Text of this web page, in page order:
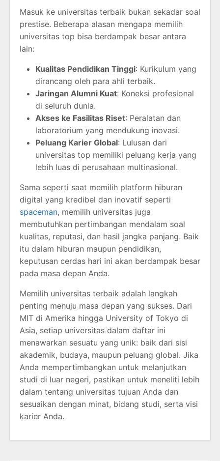
Masuk ke universitas terbaik bukan sekadar soal
prestise. Beberapa alasan mengapa memilih
universitas top bisa berdampak besar antara
lain:
Kualitas Pendidikan Tinggi: Kurikulum yang
dirancang oleh para ahli terbaik.
Jaringan Alumni Kuat: Koneksi profesional
di seluruh dunia.
Akses ke Fasilitas Riset: Peralatan dan
laboratorium yang mendukung inovasi.
Peluang Karier Global: Lulusan dari
universitas top memiliki peluang kerja yang
lebih luas di perusahaan multinasional.
Sama seperti saat memilih platform hiburan
digital yang kredibel dan inovatif seperti
spaceman, memilih universitas juga
membutuhkan pertimbangan mendalam soal
kualitas, reputasi, dan hasil jangka panjang. Baik
itu dalam hiburan maupun pendidikan,
keputusan cerdas hari ini akan berdampak besar
pada masa depan Anda.
Memilih universitas terbaik adalah langkah
penting menuju masa depan yang sukses. Dari
MIT di Amerika hingga University of Tokyo di
Asia, setiap universitas dalam daftar ini
menawarkan sesuatu yang unik: baik dari sisi
akademik, budaya, maupun peluang global. Jika
Anda mempertimbangkan untuk melanjutkan
studi di luar negeri, pastikan untuk meneliti lebih
dalam tentang universitas tujuan Anda dan
sesuaikan dengan minat, bidang studi, serta visi
karier Anda.